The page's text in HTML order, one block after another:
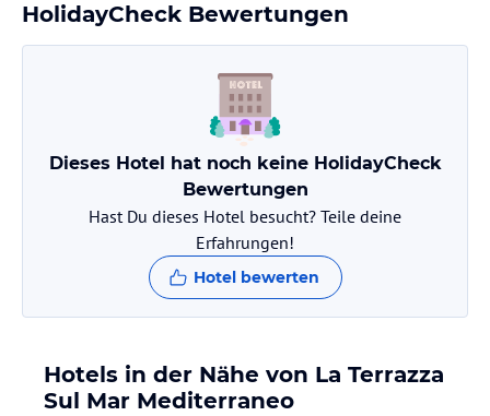
HolidayCheck Bewertungen
Dieses Hotel hat noch keine HolidayCheck
Bewertungen
Hast Du dieses Hotel besucht? Teile deine
Erfahrungen!
Hotel bewerten
Hotels in der Nähe von La Terrazza
Sul Mar Mediterraneo